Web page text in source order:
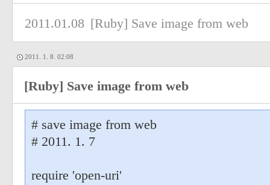
2011.01.08 [Ruby] Save image from web
2011. 1. 8. 02:08
[Ruby] Save image from web
# save image from web
# 2011. 1. 7
require 'open-uri'